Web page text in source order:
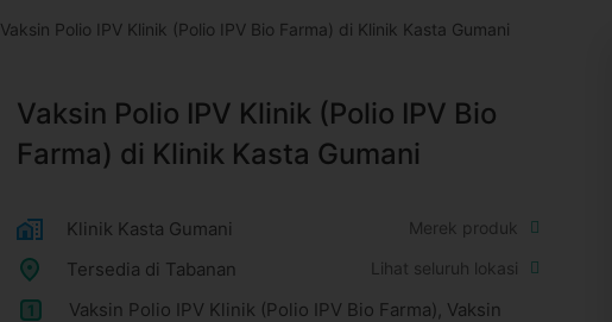
Vaksin Polio IPV Klinik (Polio IPV Bio Farma) di Klinik Kasta Gumani
Vaksin Polio IPV Klinik (Polio IPV Bio
Farma) di Klinik Kasta Gumani
Klinik Kasta Gumani Merek produk
Tersedia di Tabanan Lihat seluruh lokasi
1
Vaksin Polio IPV Klinik (Polio IPV Bio Farma), Vaksin